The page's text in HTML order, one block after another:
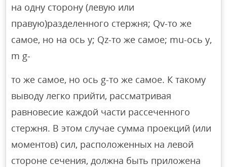
на одну сторону (левую или
правую)разделенного стержня; Qv-то же
самое, но на ось y; Qz-то же самое; mu-ось y,
m g-
то же самое, но ось g-то же самое. К такому
выводу легко прийти, рассматривая
равновесие каждой части рассеченного
стержня. В этом случае сумма проекций (или
моментов) сил, расположенных на левой
стороне сечения, должна быть приложена